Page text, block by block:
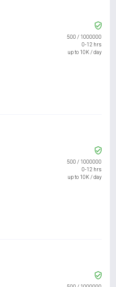
500 / 1000000
0-12 hrs
up to 10K / day
500 / 1000000
0-12 hrs
up to 10K / day